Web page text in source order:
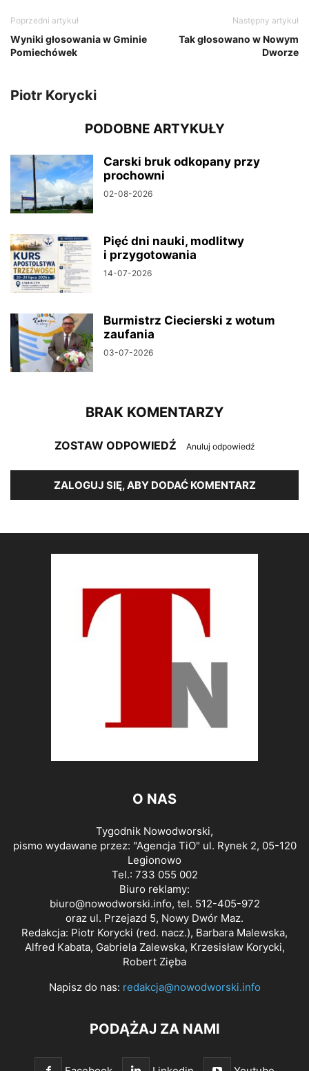
Poprzedni artykuł
Wyniki głosowania w Gminie
Pomiechówek
Następny artykuł
Tak głosowano w Nowym
Dworze
Piotr Korycki
PODOBNE ARTYKUŁY
Carski bruk odkopany przy
prochowni
02-08-2026
Pięć dni nauki, modlitwy
i przygotowania
14-07-2026
Burmistrz Ciecierski z wotum
zaufania
03-07-2026
BRAK KOMENTARZY
ZOSTAW ODPOWIEDŹ Anuluj odpowiedź
ZALOGUJ SIĘ, ABY DODAĆ KOMENTARZ
O NAS
Tygodnik Nowodworski,
pismo wydawane przez: "Agencja TiO" ul. Rynek 2, 05-120
Legionowo
Tel.: 733 055 002
Biuro reklamy:
biuro@nowodworski.info, tel. 512-405-972
oraz ul. Przejazd 5, Nowy Dwór Maz.
Redakcja: Piotr Korycki (red. nacz.), Barbara Malewska,
Alfred Kabata, Gabriela Zalewska, Krzesisław Korycki,
Robert Zięba
Napisz do nas: redakcja@nowodworski.info
PODĄŻAJ ZA NAMI